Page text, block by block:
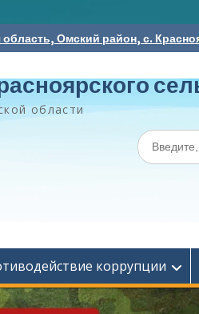
Омский район, с.
области
Поиск
по:
коррупции